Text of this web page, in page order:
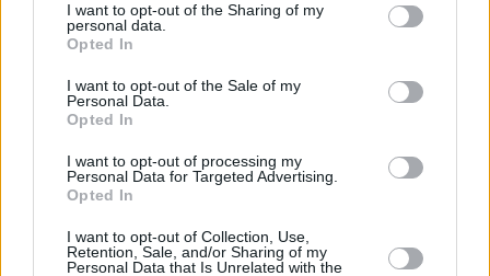
I want to opt-out of the Sharing of my
personal data.
Opted In
I want to opt-out of the Sale of my
Personal Data.
Opted In
I want to opt-out of processing my
Personal Data for Targeted Advertising.
Opted In
I want to opt-out of Collection, Use,
Retention, Sale, and/or Sharing of my
Personal Data that Is Unrelated with the